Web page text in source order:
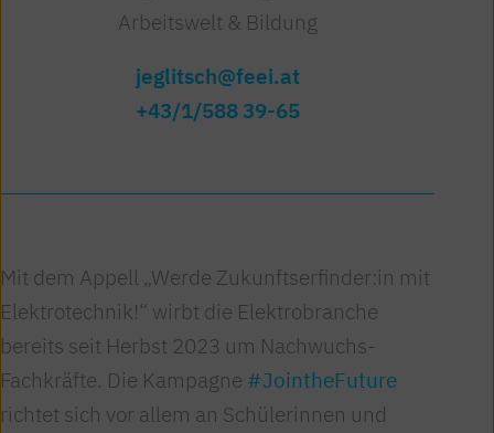
Arbeitswelt & Bildung
jeglitsch@feei.at
+43/1/588 39-65
Mit dem Appell „Werde Zukunftserfinder:in mit
Elektrotechnik!“ wirbt die Elektrobranche
bereits seit Herbst 2023 um Nachwuchs-
Fachkräfte. Die Kampagne #JointheFuture
richtet sich vor allem an Schülerinnen und